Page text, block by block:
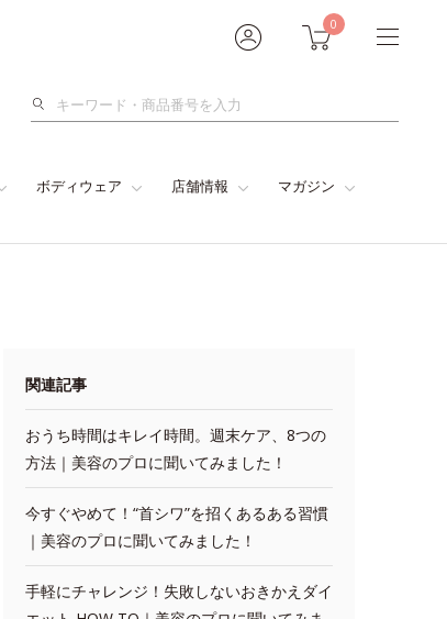
0
検
ボディウェア 店舗情報 マガジン
関連記事
おうち時間はキレイ時間。週末ケア、8つの
方法｜美容のプロに聞いてみました！
今すぐやめて！“首シワ”を招くあるある習慣
｜美容のプロに聞いてみました！
手軽にチャレンジ！失敗しないおきかえダイ